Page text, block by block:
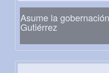
Asume la
Gutiérrez